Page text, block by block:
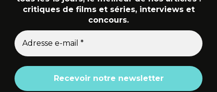
critiques de films et séries, interviews et
concours.